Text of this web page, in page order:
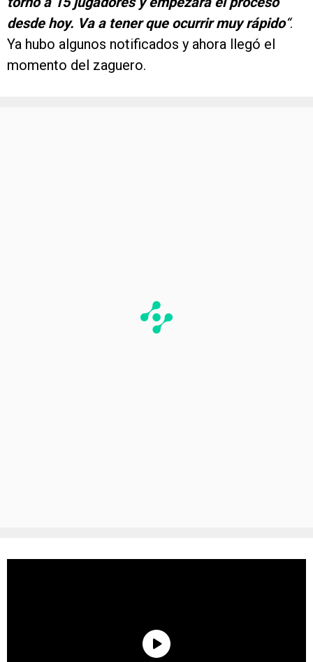
desde hoy. Va a tener que ocurrir muy rápido“.
Ya hubo algunos notificados y ahora llegó el
momento del zaguero.